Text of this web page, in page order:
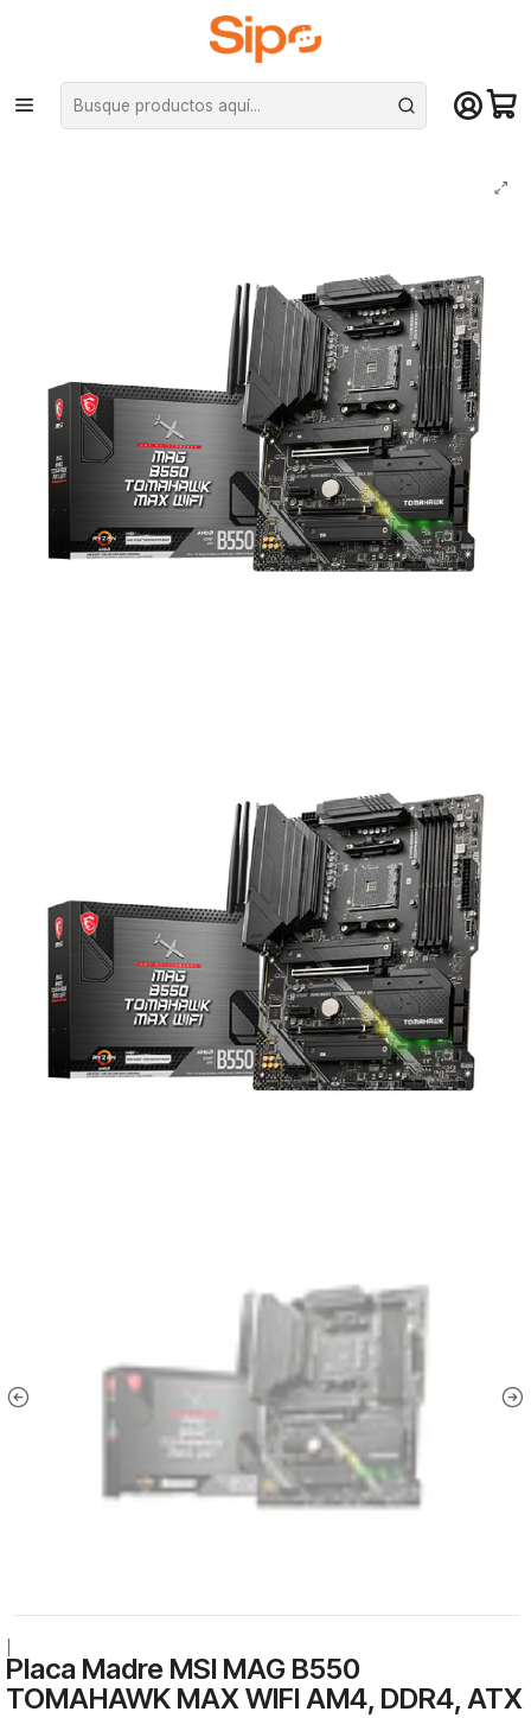
¡Compra hasta mediodía y recibe hoy! De lunes a sábado en el gran
Santiago. Envío gratis desde $29.990
Inicio Componentes PC Placas Madre AMD AM4
Placa Madre MSI MAG B550 TOMAHAWK MAX WIFI AM4, DDR4, ATX
Placa Madre MSI MAG B550
TOMAHAWK MAX WIFI AM4, DDR4, ATX